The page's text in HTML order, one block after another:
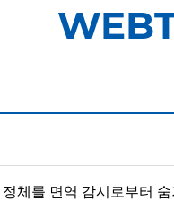
체를 면역 감시로부터 숨